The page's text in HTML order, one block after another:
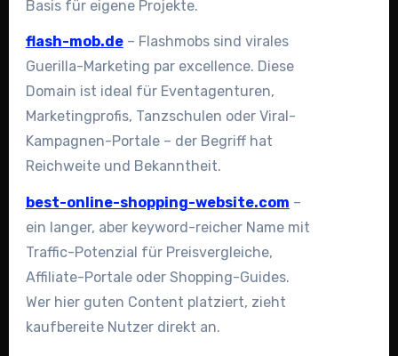
Basis für eigene Projekte.
flash-mob.de– Flashmobs sind virales
Guerilla-Marketing par excellence. Diese
Domain ist ideal für Eventagenturen,
Marketingprofis, Tanzschulen oder Viral-
Kampagnen-Portale – der Begriff hat
Reichweite und Bekanntheit.
best-online-shopping-website.com –
ein langer, aber keyword-reicher Name mit
Traffic-Potenzial für Preisvergleiche,
Affiliate-Portale oder Shopping-Guides.
Wer hier guten Content platziert, zieht
kaufbereite Nutzer direkt an.